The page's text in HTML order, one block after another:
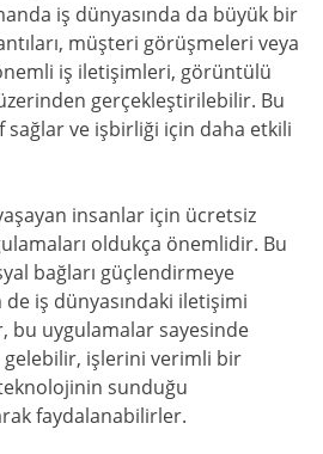
iş dünyasında da büyük bir
müşteri görüşmeleri veya
iş iletişimleri, görüntülü
gerçekleştirilebilir. Bu
ve işbirliği için daha etkili
insanlar için ücretsiz
oldukça önemlidir. Bu
bağları güçlendirmeye
de iş dünyasındaki iletişimi
bu uygulamalar sayesinde
işlerini verimli bir
sunduğu
faydalanabilirler.